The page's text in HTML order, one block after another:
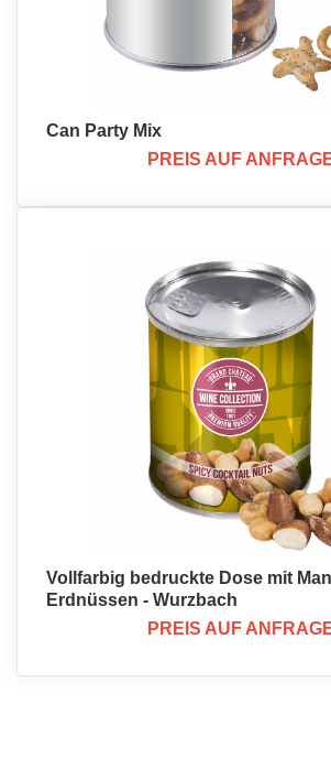
Can Party Mix
PREIS AUF
Vollfarbig bedruckte Dose mit
Erdnüssen - Wurzbach
PREIS AUF